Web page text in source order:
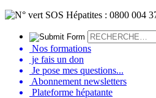
Nos formations
je fais un don
Je pose mes questions...
Abonnement newsletters
Plateforme hépatante